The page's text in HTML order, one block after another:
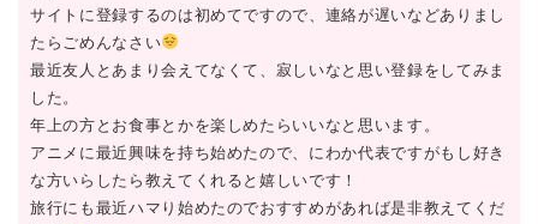
サイトに登録するのは初めてですので、連絡が遅いなどありまし
たらごめんなさい
最近友人とあまり会えてなくて、寂しいなと思い登録をしてみま
した。
年上の方とお食事とかを楽しめたらいいなと思います。
アニメに最近興味を持ち始めたので、にわか代表ですがもし好き
な方いらしたら教えてくれると嬉しいです！
旅行にも最近ハマり始めたのでおすすめがあれば是非教えてくだ